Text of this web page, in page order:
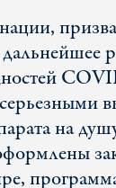
серьезными
на